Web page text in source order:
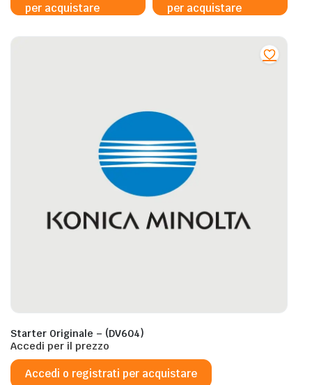
per acquistare
per acquistare
Starter Originale – (DV604)
Accedi per il prezzo
Accedi o registrati per acquistare